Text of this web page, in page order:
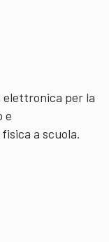
per la
e
a scuola.